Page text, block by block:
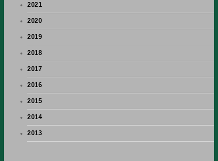
2021
2020
2019
2018
2017
2016
2015
2014
2013